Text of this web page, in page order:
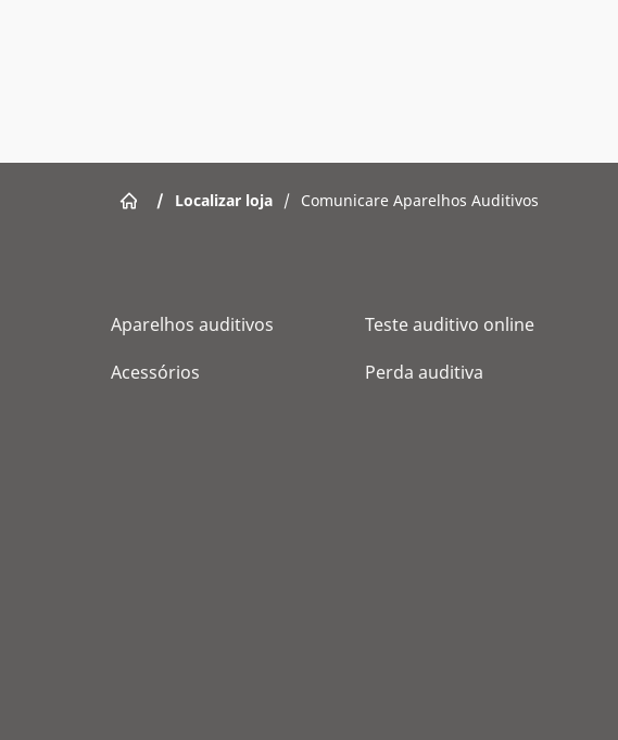
/ Localizar loja / Comunicare Aparelhos Auditivos
Aparelhos auditivos
Acessórios
Teste auditivo online
Perda auditiva